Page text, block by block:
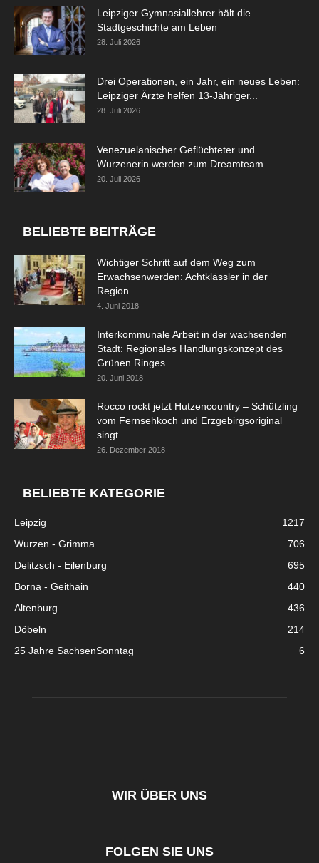
Leipziger Gymnasiallehrer hält die
Stadtgeschichte am Leben
28. Juli 2026
Drei Operationen, ein Jahr, ein neues Leben:
Leipziger Ärzte helfen 13-Jähriger...
28. Juli 2026
Venezuelanischer Geflüchteter und
Wurzenerin werden zum Dreamteam
20. Juli 2026
BELIEBTE BEITRÄGE
Wichtiger Schritt auf dem Weg zum
Erwachsenwerden: Achtklässler in der
Region...
4. Juni 2018
Interkommunale Arbeit in der wachsenden
Stadt: Regionales Handlungskonzept des
Grünen Ringes...
20. Juni 2018
Rocco rockt jetzt Hutzencountry – Schützling
vom Fernsehkoch und Erzgebirgsoriginal
singt...
26. Dezember 2018
BELIEBTE KATEGORIE
Leipzig
1217
Wurzen - Grimma
706
Delitzsch - Eilenburg
695
Borna - Geithain
440
Altenburg
436
Döbeln
214
25 Jahre SachsenSonntag
6
WIR ÜBER UNS
FOLGEN SIE UNS